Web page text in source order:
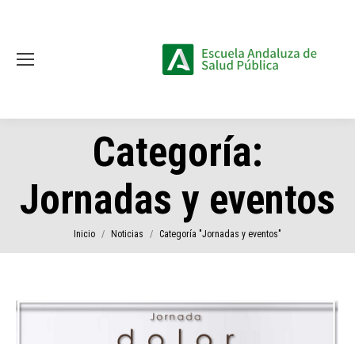
Categoría:
Jornadas y eventos
Estás aquí:
Inicio Noticias Categoría "Jornadas y eventos"